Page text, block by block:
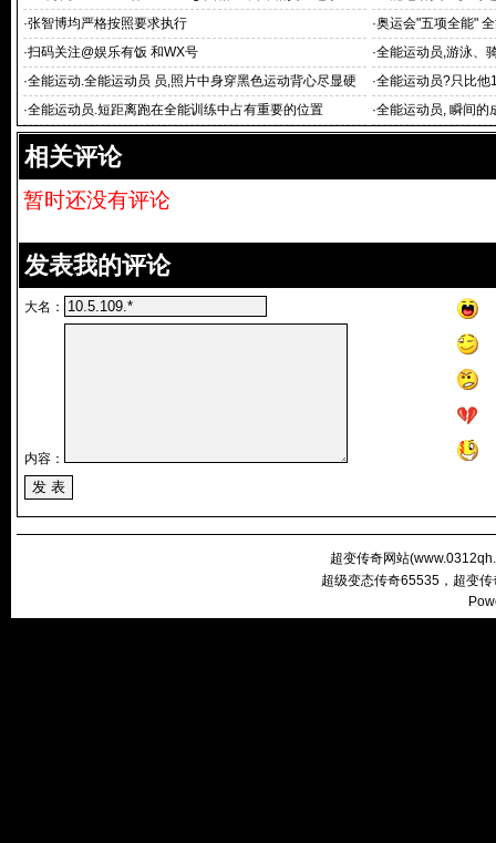
·张智博均严格按照要求执行 ·奥运会"五项全能"
·扫码关注@娱乐有饭 和WX号 ·全能运动员,游泳、
他运动的
·全能运动.全能运动员 员,照片中身穿黑色运动背心尽显硬
朗
·全能运动员?只比
点
·全能运动员.短距离跑在全能训练中占有重要的位置 ·全能运动员, 瞬间
相关评论
暂时还没有评论
发表我的评论
大名：
内容：
超变传奇网站(
超级变态传奇65535，超变